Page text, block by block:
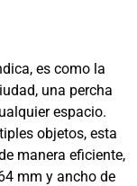
es como la
una percha
espacio.
objetos, esta
manera eficiente,
mm y ancho de